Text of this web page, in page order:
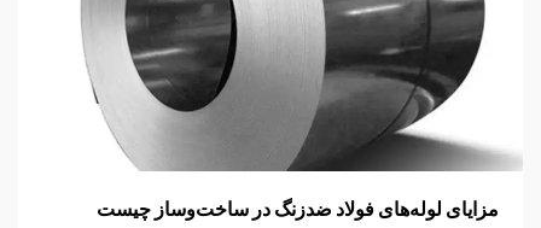
مزایای لوله‌های فولاد ضدزنگ در ساخت‌وساز چیست